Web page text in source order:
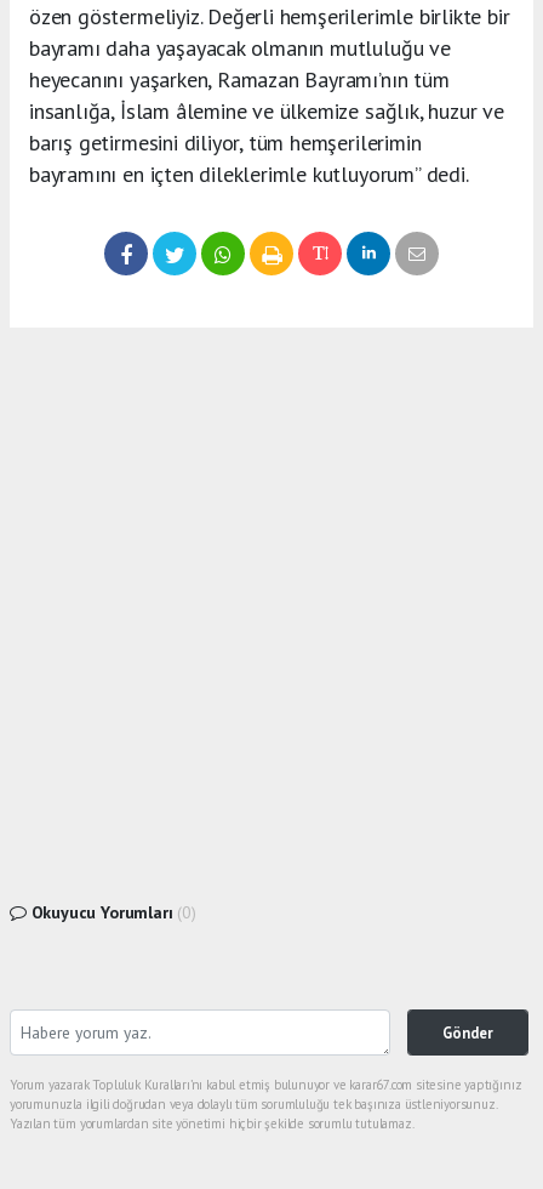
özen göstermeliyiz. Değerli hemşerilerimle birlikte bir
bayramı daha yaşayacak olmanın mutluluğu ve
heyecanını yaşarken, Ramazan Bayramı’nın tüm
insanlığa, İslam âlemine ve ülkemize sağlık, huzur ve
barış getirmesini diliyor, tüm hemşerilerimin
bayramını en içten dileklerimle kutluyorum” dedi.
Okuyucu Yorumları (0)
Gönder
Yorum yazarak Topluluk Kuralları’nı kabul etmiş bulunuyor ve karar67.com sitesine yaptığınız
yorumunuzla ilgili doğrudan veya dolaylı tüm sorumluluğu tek başınıza üstleniyorsunuz.
Yazılan tüm yorumlardan site yönetimi hiçbir şekilde sorumlu tutulamaz.